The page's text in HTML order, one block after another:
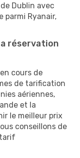
Dublin avec
parmi Ryanair,
réservation
cours de
de tarification
aériennes,
et la
le meilleur prix
conseillons de